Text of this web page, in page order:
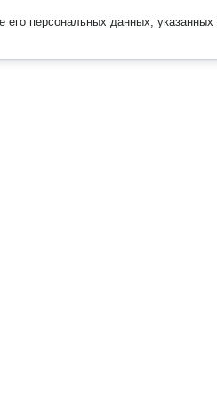
его персональных данных, указанных